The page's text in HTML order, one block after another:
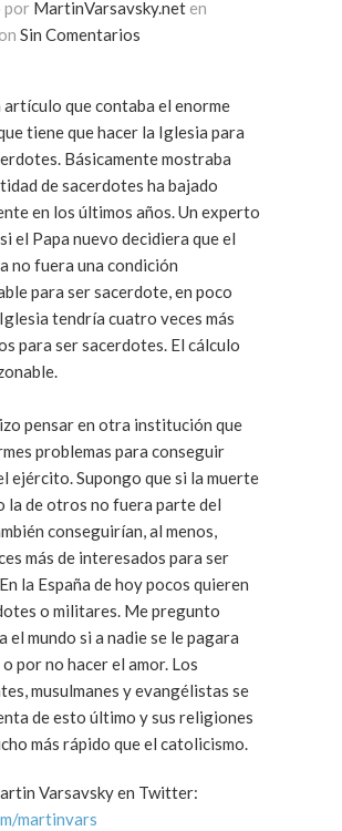
por MartinVarsavsky.net en
Sin Comentarios
artículo que contaba el enorme
tiene que hacer la Iglesia para
Básicamente mostraba
de sacerdotes ha bajado
en los últimos años. Un experto
el Papa nuevo decidiera que el
no fuera una condición
para ser sacerdote, en poco
tendría cuatro veces más
para ser sacerdotes. El cálculo
pensar en otra institución que
problemas para conseguir
ejército. Supongo que si la muerte
la de otros no fuera parte del
conseguirían, al menos,
más de interesados para ser
la España de hoy pocos quieren
o militares. Me pregunto
el mundo si a nadie se le pagara
por no hacer el amor. Los
musulmanes y evangélistas se
de esto último y sus religiones
más rápido que el catolicismo.
Varsavsky en Twitter:
martinvars